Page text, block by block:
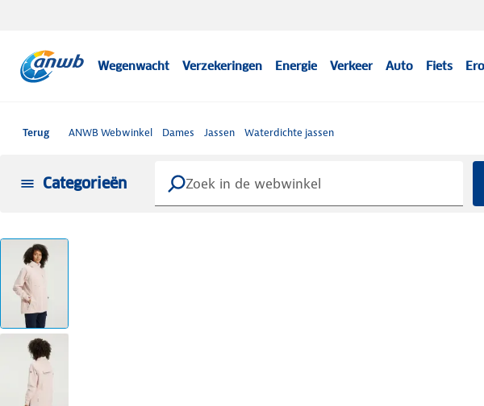
Wegenwacht Verzekeringen Energie Verkeer Auto Fiets
Terug ANWB Webwinkel Dames Jassen Waterdichte jassen
Categorieën